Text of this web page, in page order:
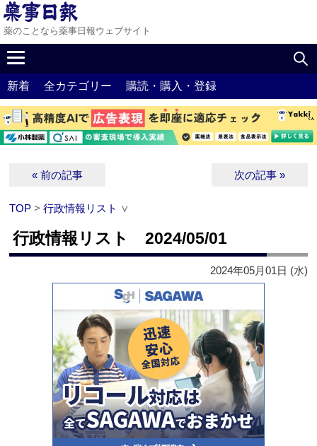
薬のことなら薬事日報ウェブサイト
新着 全カテゴリー 購読・購入・登録
« 前の記事 次の記事 »
TOP >行政情報リスト ∨
行政情報リスト 2024/05/01
2024年05月01日 (水)